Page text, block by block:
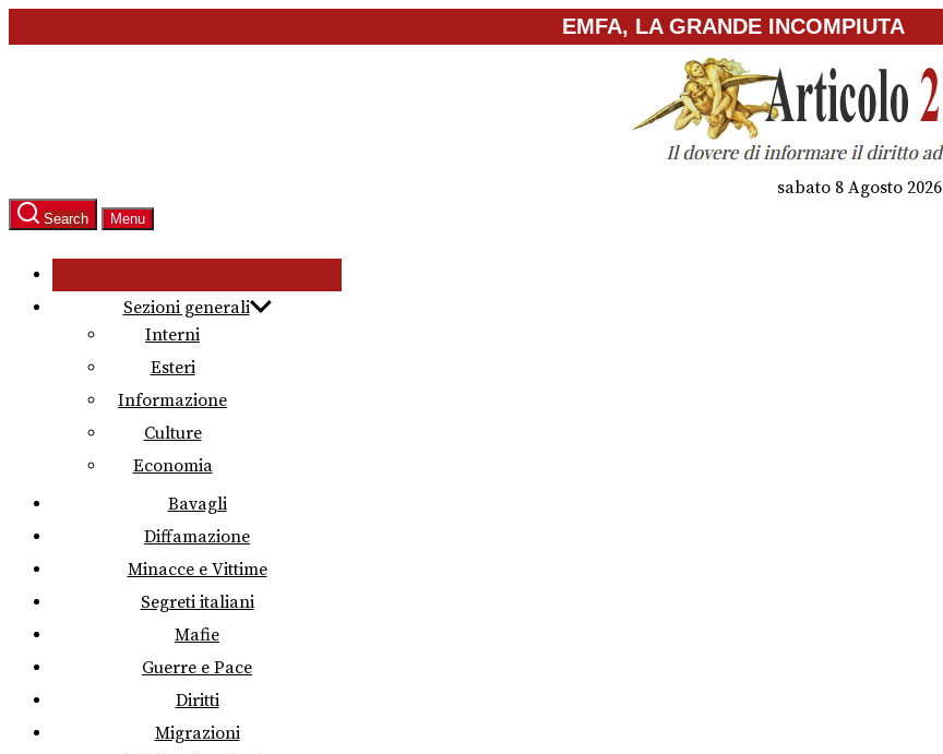
to
EMFA, LA GRANDE INCOMPIUTA
sabato 8 Agosto 2026
Search Menu
Sezioni generali
Interni
Esteri
Informazione
Culture
Economia
Bavagli
Diffamazione
Minacce e Vittime
Segreti italiani
Mafie
Guerre e Pace
Diritti
Migrazioni